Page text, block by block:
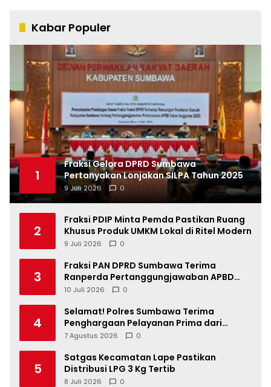
Kabar Populer
1
Fraksi Gelora DPRD Sumbawa
Pertanyakan Lonjakan SILPA Tahun 2025
9 Juli 2026 0
2
Fraksi PDIP Minta Pemda Pastikan Ruang
Khusus Produk UMKM Lokal di Ritel Modern
9 Juli 2026 0
3
Fraksi PAN DPRD Sumbawa Terima
Ranperda Pertanggungjawaban APBD
2025, Soroti SILPA Rp201,68 Miliar dan
10 Juli 2026 0
4
Selamat! Polres Sumbawa Terima
Penghargaan Pelayanan Prima dari
Kapolri
7 Agustus 2026 0
5
Satgas Kecamatan Lape Pastikan
Distribusi LPG 3 Kg Tertib
8 Juli 2026 0